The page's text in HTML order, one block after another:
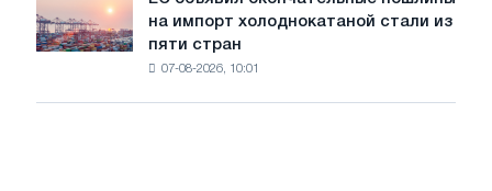
трамвайных
путей
Ярославля
объявил
окончательные
на импорт холоднокатаной стали из
пяти стран
07-08-2026, 10:01